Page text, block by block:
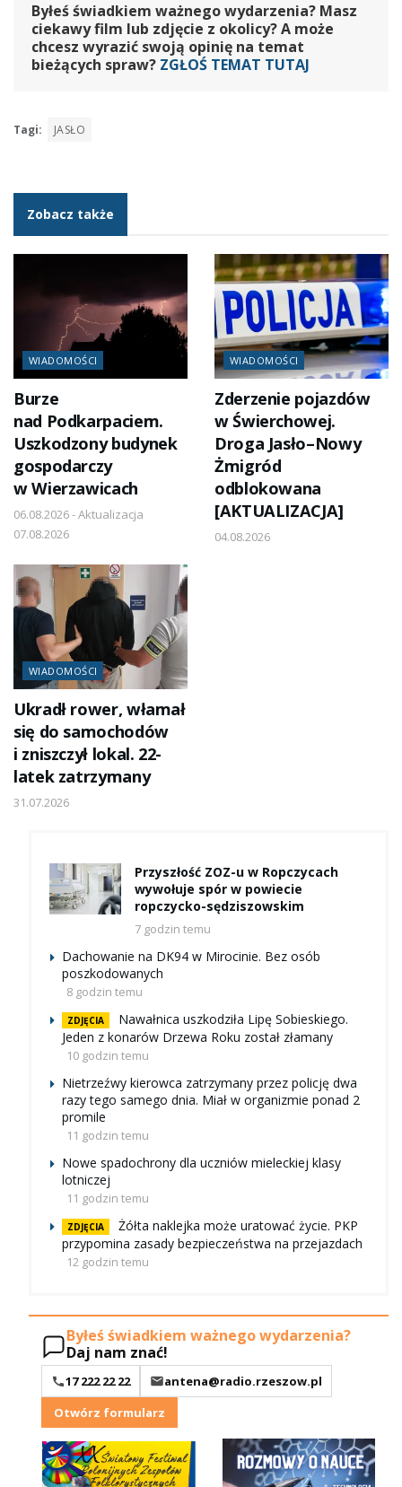
Byłeś świadkiem ważnego wydarzenia? Masz
ciekawy film lub zdjęcie z okolicy? A może
chcesz wyrazić swoją opinię na temat
bieżących spraw? ZGŁOŚ TEMAT TUTAJ
Tagi: JASŁO
Zobacz także
WIADOMOŚCI
Burze
nad Podkarpaciem.
Uszkodzony budynek
gospodarczy
w Wierzawicach
06.08.2026 - Aktualizacja
07.08.2026
WIADOMOŚCI
Zderzenie pojazdów
w Świerchowej.
Droga Jasło–Nowy
Żmigród
odblokowana
[AKTUALIZACJA]
04.08.2026
WIADOMOŚCI
Ukradł rower, włamał
się do samochodów
i zniszczył lokal. 22-
latek zatrzymany
31.07.2026
Przyszłość ZOZ-u w Ropczycach
wywołuje spór w powiecie
ropczycko-sędziszowskim
7 godzin temu
Dachowanie na DK94 w Mirocinie. Bez osób
poszkodowanych
8 godzin temu
ZDJĘCIA
Nawałnica uszkodziła Lipę Sobieskiego.
Jeden z konarów Drzewa Roku został złamany
10 godzin temu
Nietrzeźwy kierowca zatrzymany przez policję dwa
razy tego samego dnia. Miał w organizmie ponad 2
promile
11 godzin temu
Nowe spadochrony dla uczniów mieleckiej klasy
lotniczej
11 godzin temu
ZDJĘCIA
Żółta naklejka może uratować życie. PKP
przypomina zasady bezpieczeństwa na przejazdach
12 godzin temu
Byłeś świadkiem ważnego wydarzenia?
Daj nam znać!
17 222 22 22
antena@radio.rzeszow.pl
Otwórz formularz